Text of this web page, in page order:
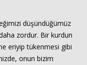
düşündüğümüz
zordur. Bir kurdun
eriyip tükenmesi gibi
onun bizim